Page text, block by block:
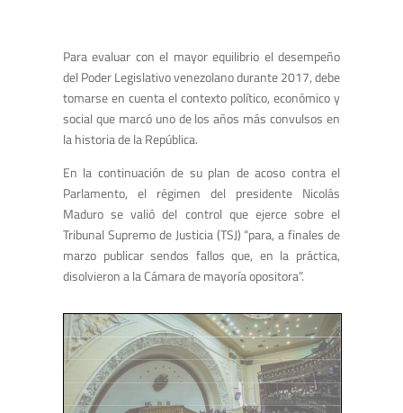
Para evaluar con el mayor equilibrio el desempeño
del Poder Legislativo venezolano durante 2017, debe
tomarse en cuenta el contexto político, económico y
social que marcó uno de los años más convulsos en
la historia de la República.
En la continuación de su plan de acoso contra el
Parlamento, el régimen del presidente Nicolás
Maduro se valió del control que ejerce sobre el
Tribunal Supremo de Justicia (TSJ) “para, a finales de
marzo publicar sendos fallos que, en la práctica,
disolvieron a la Cámara de mayoría opositora”.